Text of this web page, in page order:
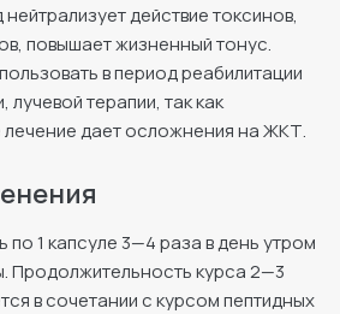
действие токсинов,
повышает жизненный тонус.
в период реабилитации
терапии, так как
дает осложнения на ЖКТ.
1 капсуле 3—4 раза в день утром
Продолжительность курса 2—3
в сочетании с курсом пептидных